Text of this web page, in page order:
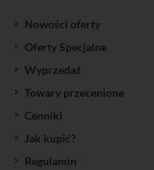
Nowości oferty
Oferty Specjalne
Wyprzedaż
Towary przecenione
Cenniki
Jak kupić?
Regulamin